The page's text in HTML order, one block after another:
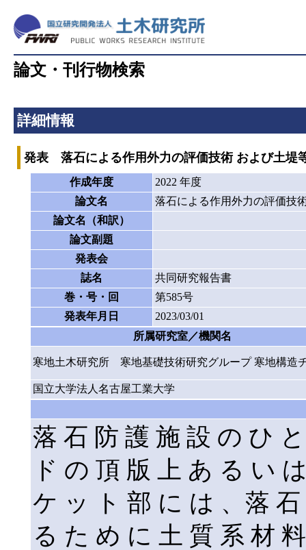
論文・刊行物検索
詳細情報
発表 落石による作用外力の評価技術 および土堤
作成年度
2022 年度
論文名
落石による作用外力の評価技
論文名（和訳）
論文副題
発表会
誌名
共同研究報告書
巻・号・回
第585号
発表年月日
2023/03/01
所属研究室／機関名
寒地土木研究所 寒地基礎技術研究グループ 寒地構造
国立大学法人名古屋工業大学
落 石 防 護 施 設 の ひ
ド の 頂 版 上 あ る い
ケ ッ ト 部 に は 、落
る た め に 土 質 系 材